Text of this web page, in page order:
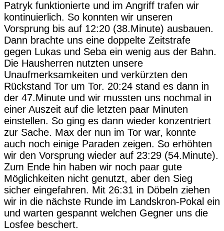
Patryk funktionierte und im Angriff trafen wir
kontinuierlich. So konnten wir unseren
Vorsprung bis auf 12:20 (38.Minute) ausbauen.
Dann brachte uns eine doppelte Zeitstrafe
gegen Lukas und Seba ein wenig aus der Bahn.
Die Hausherren nutzten unsere
Unaufmerksamkeiten und verkürzten den
Rückstand Tor um Tor. 20:24 stand es dann in
der 47.Minute und wir mussten uns nochmal in
einer Auszeit auf die letzten paar Minuten
einstellen. So ging es dann wieder konzentriert
zur Sache. Max der nun im Tor war, konnte
auch noch einige Paraden zeigen. So erhöhten
wir den Vorsprung wieder auf 23:29 (54.Minute).
Zum Ende hin haben wir noch paar gute
Möglichkeiten nicht genutzt, aber den Sieg
sicher eingefahren. Mit 26:31 in Döbeln ziehen
wir in die nächste Runde im Landskron-Pokal ein
und warten gespannt welchen Gegner uns die
Losfee beschert.